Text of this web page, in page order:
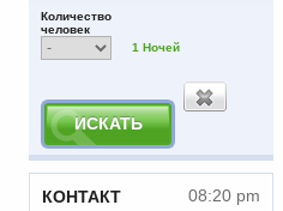
Количество
человек
1 Ночей
КОНТАКТ 08:20 pm